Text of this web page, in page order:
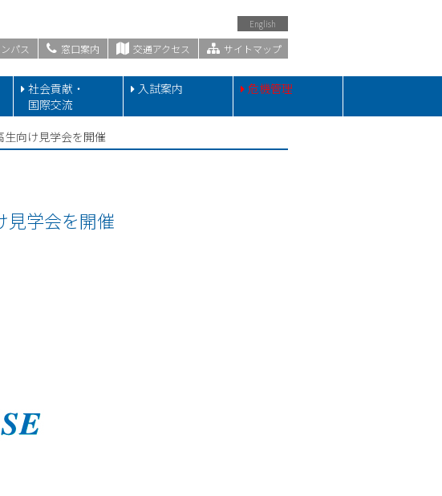
English
パス 窓口案内 交通アクセス サイトマップ
社会貢献・
国際交流
入試案内 危機管理
生向け見学会を開催
見学会を開催